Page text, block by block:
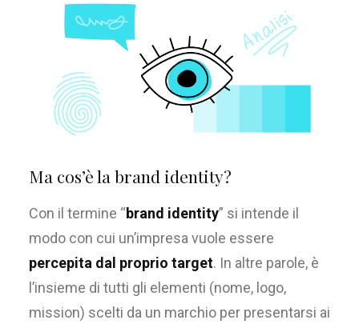
Ma cos’è la brand identity?
Con il termine “brand identity” si intende il
modo con cui un’impresa vuole essere
percepita dal proprio target. In altre parole, è
l’insieme di tutti gli elementi (nome, logo,
mission) scelti da un marchio per presentarsi ai